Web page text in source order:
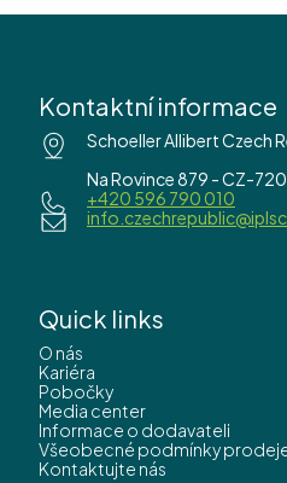
Kontaktní informace
Schoeller Allibert Czech
Na Rovince 879 - CZ-
+420 596 790 010
Quick links
O nás
Kariéra
Pobočky
Media center
Informace o dodavateli
Všeobecné podmínky
Kontaktujte nás